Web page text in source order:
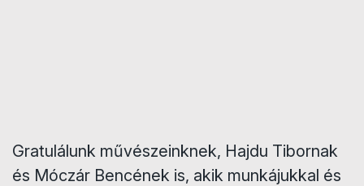
Gratulálunk művészeinknek, Hajdu Tibornak
és Móczár Bencének is, akik munkájukkal és